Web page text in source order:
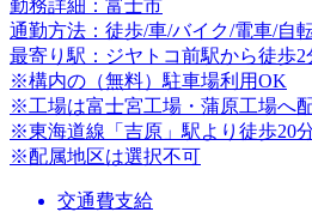
勤務詳細：富士市
通勤方法：徒歩/車/バイク/電車/自
最寄り駅：ジヤトコ前駅から徒歩2
※構内の（無料）駐車場利用OK
※工場は富士宮工場・蒲原工場へ
※東海道線「吉原」駅より徒歩20
※配属地区は選択不可
交通費支給